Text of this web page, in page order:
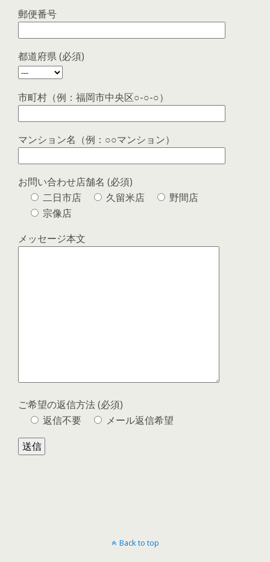
郵便番号
都道府県 (必須)
市町村（例：福岡市中央区○-○-○）
マンション名（例：○○マンション）
お問い合わせ店舗名 (必須)
二日市店
久留米店
野間店
宗像店
メッセージ本文
ご希望の返信方法 (必須)
返信不要
メール返信希望
Back to top